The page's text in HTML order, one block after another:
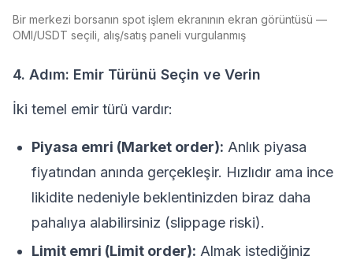
Bir merkezi borsanın spot işlem ekranının ekran görüntüsü —
OMI/USDT seçili, alış/satış paneli vurgulanmış
4. Adım: Emir Türünü Seçin ve Verin
İki temel emir türü vardır:
Piyasa emri (Market order): Anlık piyasa
fiyatından anında gerçekleşir. Hızlıdır ama ince
likidite nedeniyle beklentinizden biraz daha
pahalıya alabilirsiniz (slippage riski).
Limit emri (Limit order): Almak istediğiniz